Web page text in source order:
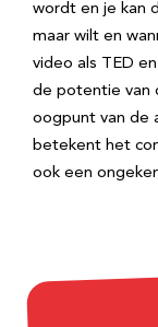
wordt en je kan
maar wilt en
video als TED
de potentie van
oogpunt van de
betekent het
ook een